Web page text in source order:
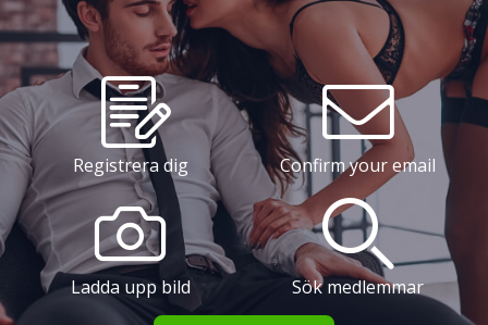
Registrera dig Confirm your email
Ladda upp bild Sök medlemmar